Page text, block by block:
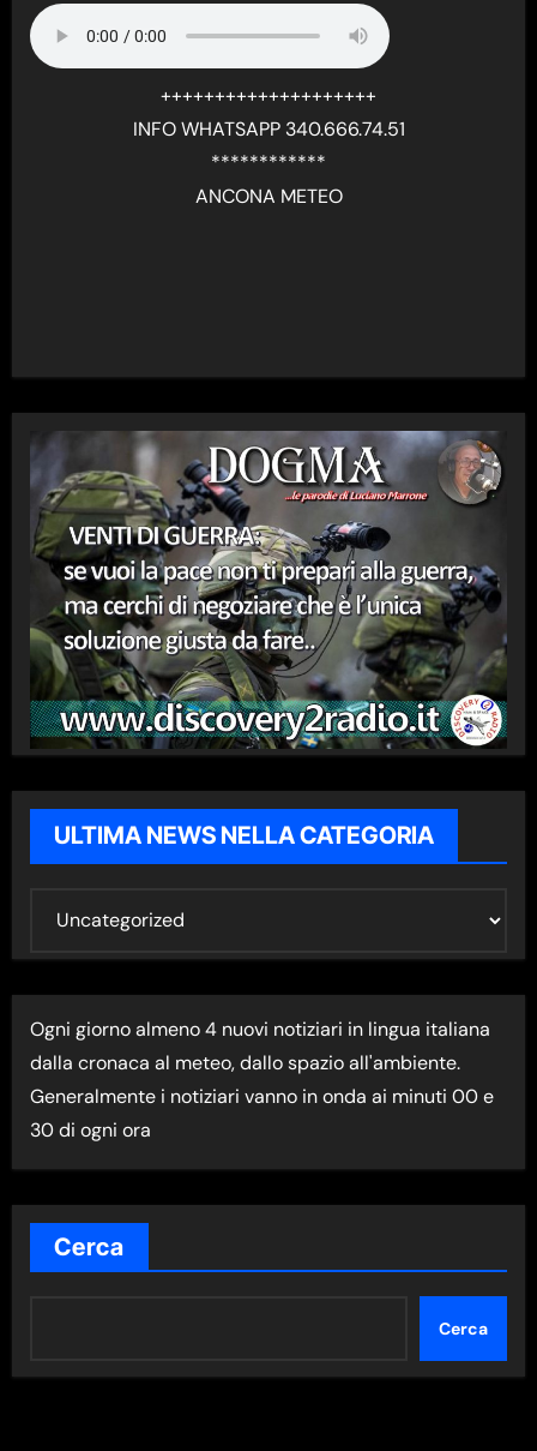
++++++++++++++++++++
INFO WHATSAPP 340.666.74.51
************
ANCONA METEO
ULTIMA NEWS NELLA CATEGORIA
I
M
A
N
E
W
S
E
A
Ogni giorno almeno 4 nuovi notiziari in lingua italiana
dalla cronaca al meteo, dallo spazio all'ambiente.
Generalmente i notiziari vanno in onda ai minuti 00 e
30 di ogni ora
Cerca
Cerca